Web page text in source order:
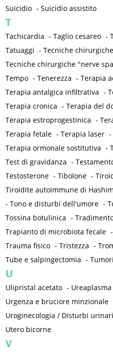
Suicidio -Suicidio assistito
T
Tachicardia -Taglio cesareo -
Tatuaggi -Tecniche
Tecniche chirurgiche "nerve
Tempo -Tenerezza -Terapia
Terapia antalgica infiltrativa -
Terapia cronica -Terapia del
Terapia estroprogestinica -
Terapia fetale -Terapia laser
Terapia ormonale sostitutiva -
Test di gravidanza -
Testosterone -Tibolone -
Tiroidite autoimmune di
-Tono e disturbi dell'umore -
Tossina botulinica -
Trapianto di microbiota fecale
Trauma fisico -Tristezza -
Tube e salpingectomia -Tumori
U
Ulipristal acetato - Ureaplasma
Urgenza e bruciore minzionale
Uroginecologia / Disturbi urinari
Utero bicorne
V